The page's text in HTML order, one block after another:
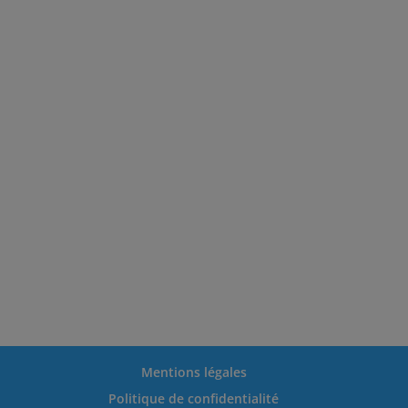
Mentions légales
Politique de confidentialité